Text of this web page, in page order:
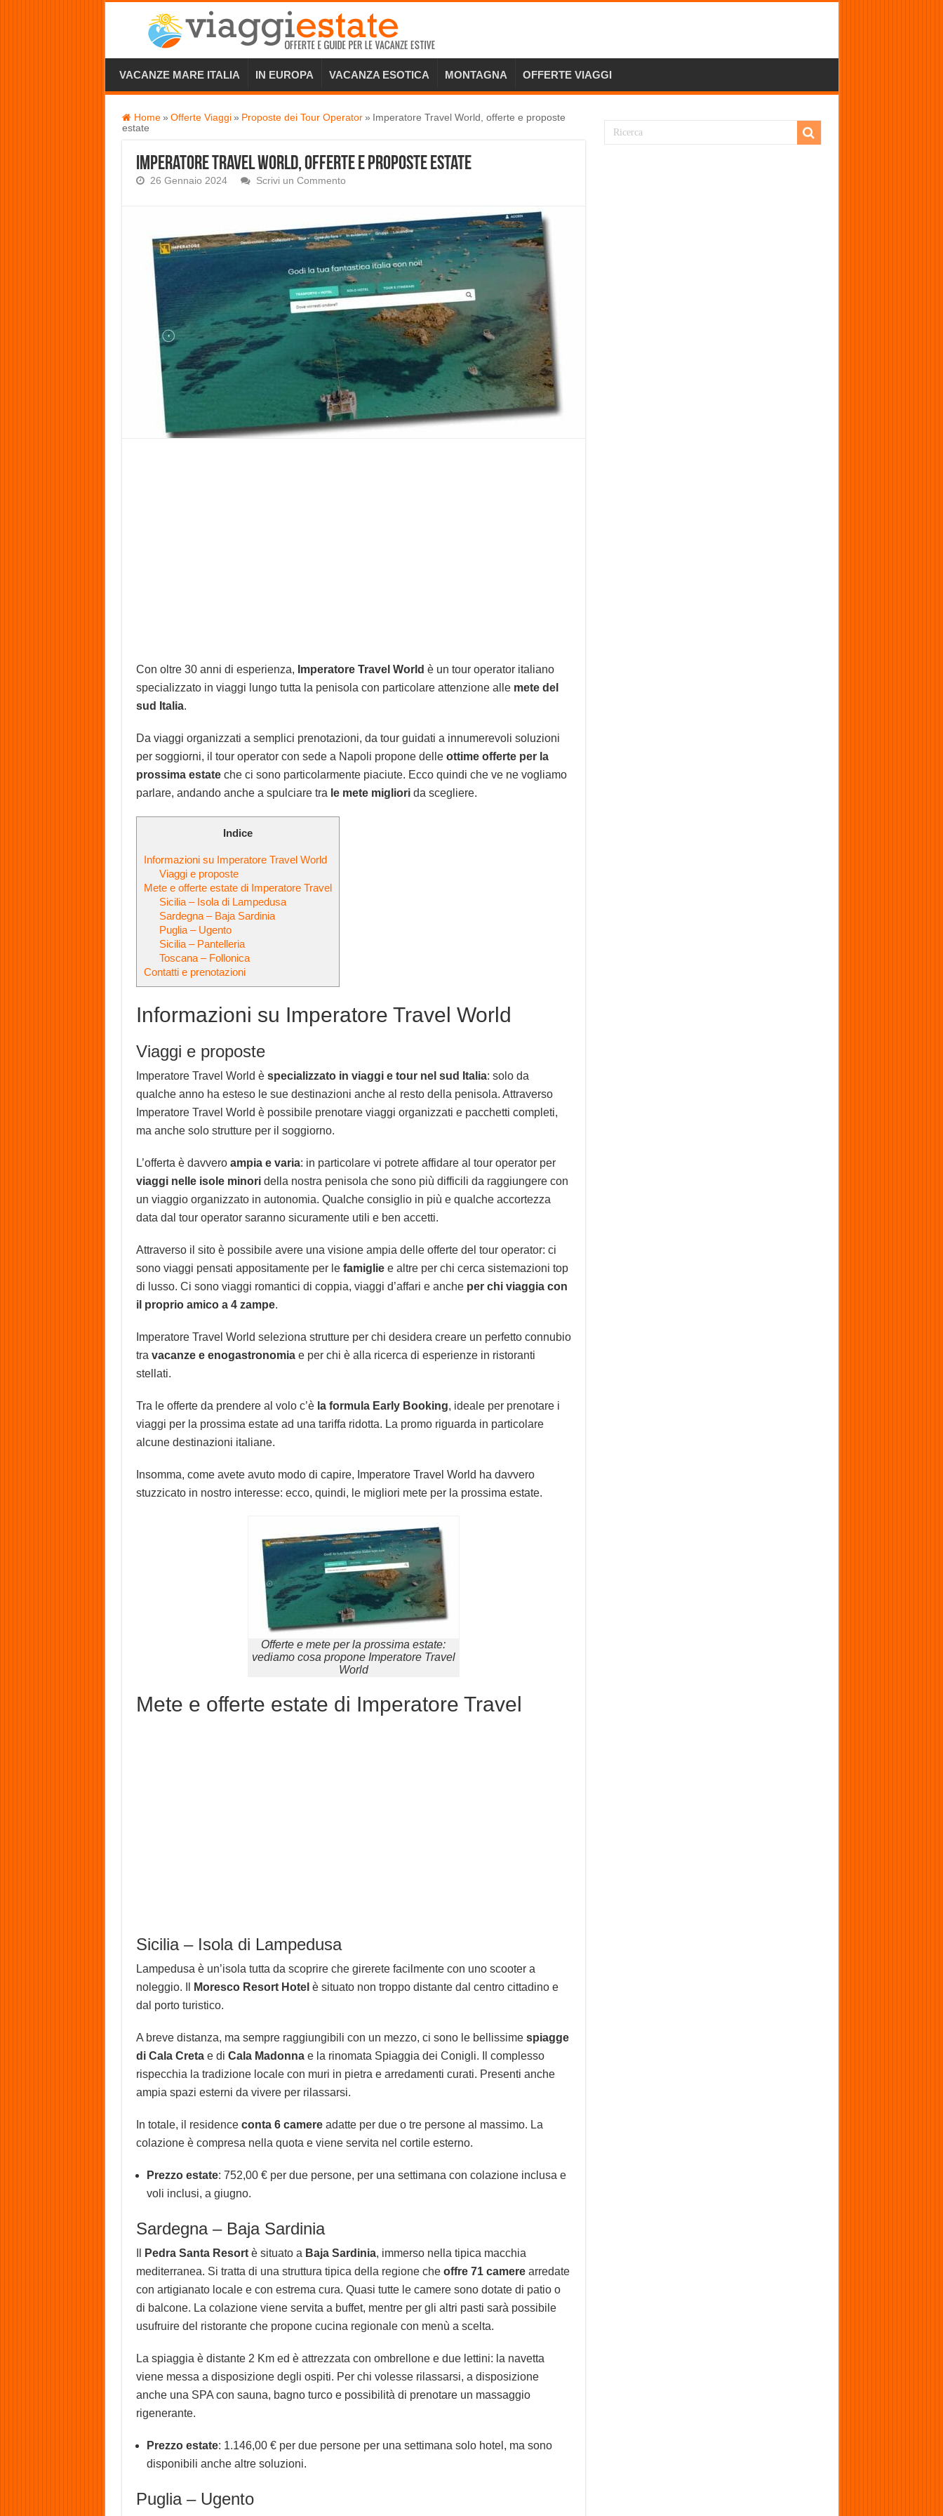
VACANZE MARE ITALIA IN EUROPA VACANZA ESOTICA MONTAGNA OFFERTE VIAGGI
Home » Offerte Viaggi » Proposte dei Tour Operator » Imperatore Travel World, offerte e proposte
estate
Imperatore Travel World, offerte e proposte estate
26 Gennaio 2024 Scrivi un Commento
Con oltre 30 anni di esperienza, Imperatore Travel World è un tour operator italiano
specializzato in viaggi lungo tutta la penisola con particolare attenzione alle mete del
sud Italia.
Da viaggi organizzati a semplici prenotazioni, da tour guidati a innumerevoli soluzioni
per soggiorni, il tour operator con sede a Napoli propone delle ottime offerte per la
prossima estateche ci sono particolarmente piaciute. Ecco quindi che ve ne vogliamo
parlare, andando anche a spulciare tra le mete migliorida scegliere.
Indice
Informazioni su Imperatore Travel World
Viaggi e proposte
Mete e offerte estate di Imperatore Travel
Sicilia – Isola di Lampedusa
Sardegna – Baja Sardinia
Puglia – Ugento
Sicilia – Pantelleria
Toscana – Follonica
Contatti e prenotazioni
Informazioni su Imperatore Travel World
Viaggi e proposte
Imperatore Travel World è specializzato in viaggi e tour nel sud Italia: solo da
qualche anno ha esteso le sue destinazioni anche al resto della penisola. Attraverso
Imperatore Travel World è possibile prenotare viaggi organizzati e pacchetti completi,
ma anche solo strutture per il soggiorno.
L’offerta è davvero ampia e varia: in particolare vi potrete affidare al tour operator per
viaggi nelle isole minoridella nostra penisola che sono più difficili da raggiungere con
un viaggio organizzato in autonomia. Qualche consiglio in più e qualche accortezza
data dal tour operator saranno sicuramente utili e ben accetti.
Attraverso il sito è possibile avere una visione ampia delle offerte del tour operator: ci
sono viaggi pensati appositamente per le famigliee altre per chi cerca sistemazioni top
di lusso. Ci sono viaggi romantici di coppia, viaggi d’affari e anche per chi viaggia con
il proprio amico a 4 zampe.
Imperatore Travel World seleziona strutture per chi desidera creare un perfetto connubio
tra vacanze e enogastronomiae per chi è alla ricerca di esperienze in ristoranti
stellati.
Tra le offerte da prendere al volo c’èla formula Early Booking, ideale per prenotare i
viaggi per la prossima estate ad una tariffa ridotta. La promo riguarda in particolare
alcune destinazioni italiane.
Insomma, come avete avuto modo di capire, Imperatore Travel World ha davvero
stuzzicato in nostro interesse: ecco, quindi, le migliori mete per la prossima estate.
Offerte e mete per la prossima estate:
vediamo cosa propone Imperatore Travel
World
Mete e offerte estate di Imperatore Travel
Sicilia – Isola di Lampedusa
Lampedusa è un’isola tutta da scoprire che girerete facilmente con uno scooter a
noleggio. Il
Moresco Resort Hotel è situato non troppo distante dal centro cittadino e
dal porto turistico.
A breve distanza, ma sempre raggiungibili con un mezzo, ci sono le bellissime spiagge
di Cala Cretae di Cala Madonnae la rinomata Spiaggia dei Conigli. Il complesso
rispecchia la tradizione locale con muri in pietra e arredamenti curati. Presenti anche
ampia spazi esterni da vivere per rilassarsi.
In totale, il residence conta 6 camereadatte per due o tre persone al massimo. La
colazione è compresa nella quota e viene servita nel cortile esterno.
Prezzo estate: 752,00 € per due persone, per una settimana con colazione inclusa e
voli inclusi, a giugno.
Sardegna – Baja Sardinia
Pedra Santa Resortè situato a Baja Sardinia, immerso nella tipica macchia
mediterranea. Si tratta di una struttura tipica della regione che offre 71 camerearredate
con artigianato locale e con estrema cura. Quasi tutte le camere sono dotate di patio o
di balcone. La colazione viene servita a buffet, mentre per gli altri pasti sarà possibile
usufruire del ristorante che propone cucina regionale con menù a scelta.
La spiaggia è distante 2 Km ed è attrezzata con ombrellone e due lettini: la navetta
viene messa a disposizione degli ospiti. Per chi volesse rilassarsi, a disposizione
anche una SPA con sauna, bagno turco e possibilità di prenotare un massaggio
rigenerante.
Prezzo estate: 1.146,00 € per due persone per una settimana solo hotel, ma sono
disponibili anche altre soluzioni.
Puglia – Ugento